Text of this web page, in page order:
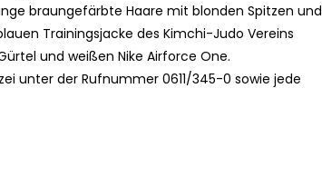
braungefärbte Haare mit blonden Spitzen und
Trainingsjacke des Kimchi-Judo Vereins
und weißen Nike Airforce One.
unter der Rufnummer 0611/345-0 sowie jede